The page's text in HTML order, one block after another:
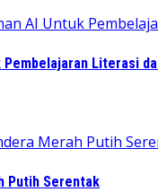
Pembelajaran Literasi
Putih Serentak